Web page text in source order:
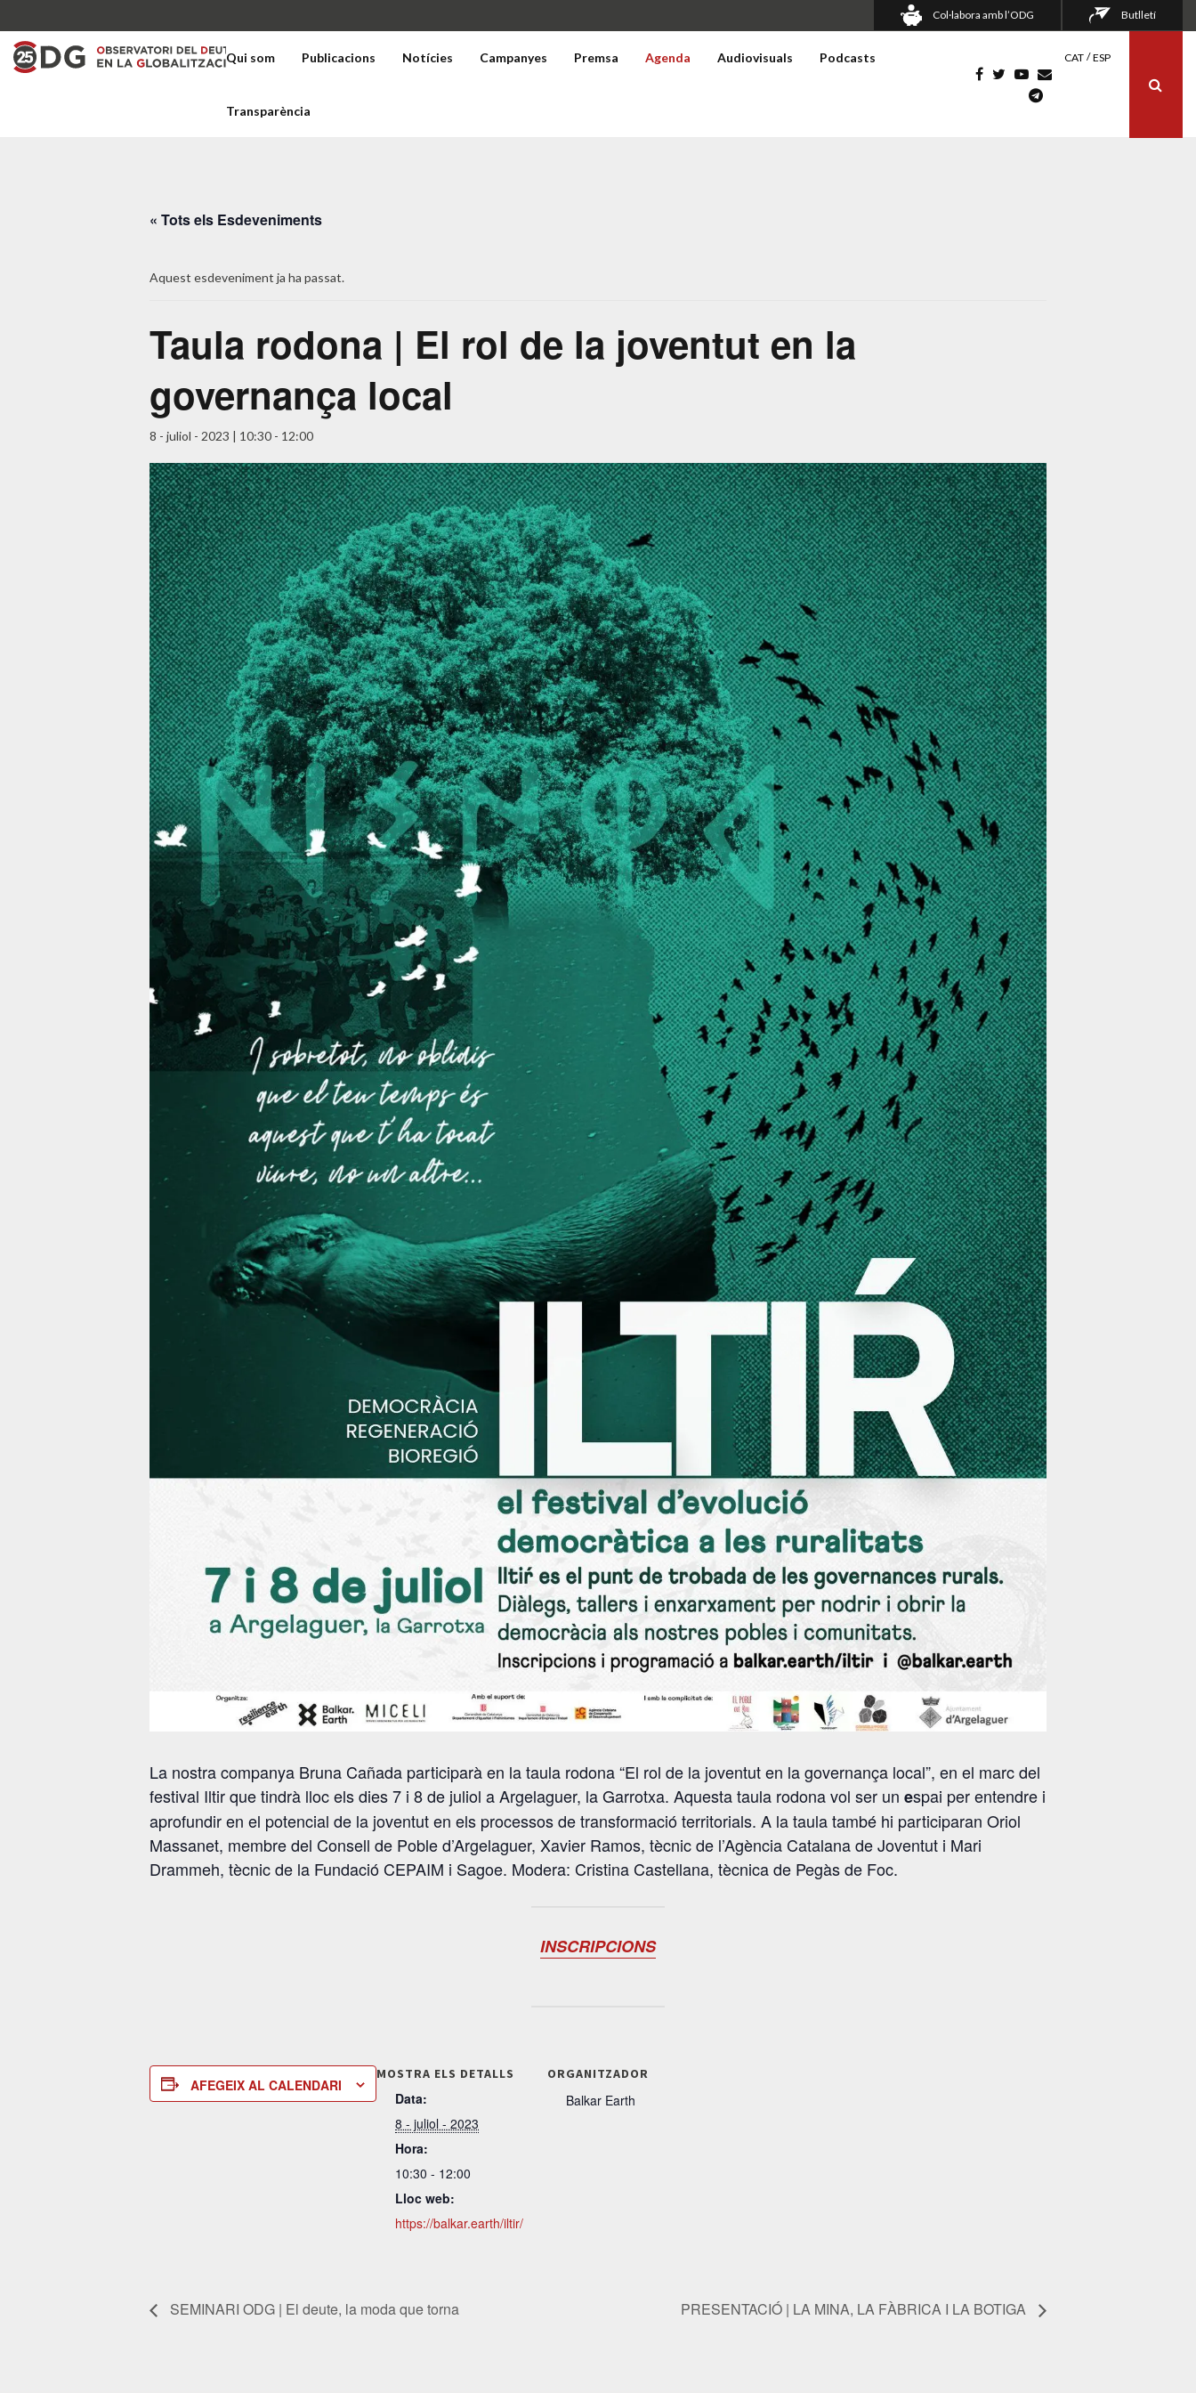
Col·labora amb l’ODG Butlletí
Qui som Publicacions Notícies Campanyes Premsa Agenda Audiovisuals Podcasts
Transparència
CAT ESP
« Tots els Esdeveniments
Aquest esdeveniment ja ha passat.
Taula rodona | El rol de la joventut en la
governança local
8 - juliol - 2023 | 10:30 - 12:00
La nostra companya Bruna Cañada participarà en la taula rodona “El rol de la joventut en la governança local”, en el marc del
festival Iltir que tindrà lloc els dies 7 i 8 de juliol a Argelaguer, la Garrotxa. Aquesta taula rodona vol ser un espai per entendre i
aprofundir en el potencial de la joventut en els processos de transformació territorials. A la taula també hi participaran Oriol
Massanet, membre del Consell de Poble d’Argelaguer, Xavier Ramos, tècnic de l’Agència Catalana de Joventut i Mari
Drammeh, tècnic de la Fundació CEPAIM i Sagoe. Modera: Cristina Castellana, tècnica de Pegàs de Foc.
INSCRIPCIONS
AFEGEIX AL CALENDARI
MOSTRA ELS DETALLS
Data:
8 - juliol - 2023
Hora:
10:30 - 12:00
Lloc web:
https://balkar.earth/iltir/
ORGANITZADOR
Balkar Earth
SEMINARI ODG | El deute, la moda que torna PRESENTACIÓ | LA MINA, LA FÀBRICA I LA BOTIGA